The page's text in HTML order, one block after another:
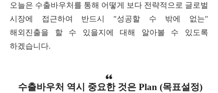
오늘은 수출바우처를 통해 어떻게 보다 전략적으로 글로벌
시장에 접근하여 반드시
"성공할 수 밖에 없는"
해외진출을 할 수 있을지에 대해 알아볼 수 있도록
하겠습니다.
수출바우처 역시 중요한 것은Plan (목표설정)